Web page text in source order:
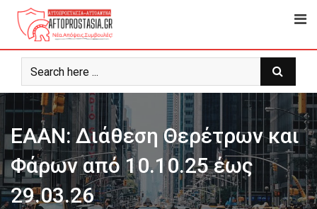
Ψάχνω
για...
EAAN: Διάθεση Θερέτρων και
Φάρων από 10.10.25 έως
29.03.26